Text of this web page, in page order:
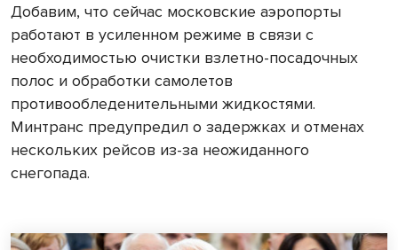
Добавим, что сейчас московские аэропорты
работают в усиленном режиме в связи с
необходимостью очистки взлетно-посадочных
полос и обработки самолетов
противообледенительными жидкостями.
Минтранс предупредил о задержках и отменах
нескольких рейсов из-за неожиданного
снегопада.